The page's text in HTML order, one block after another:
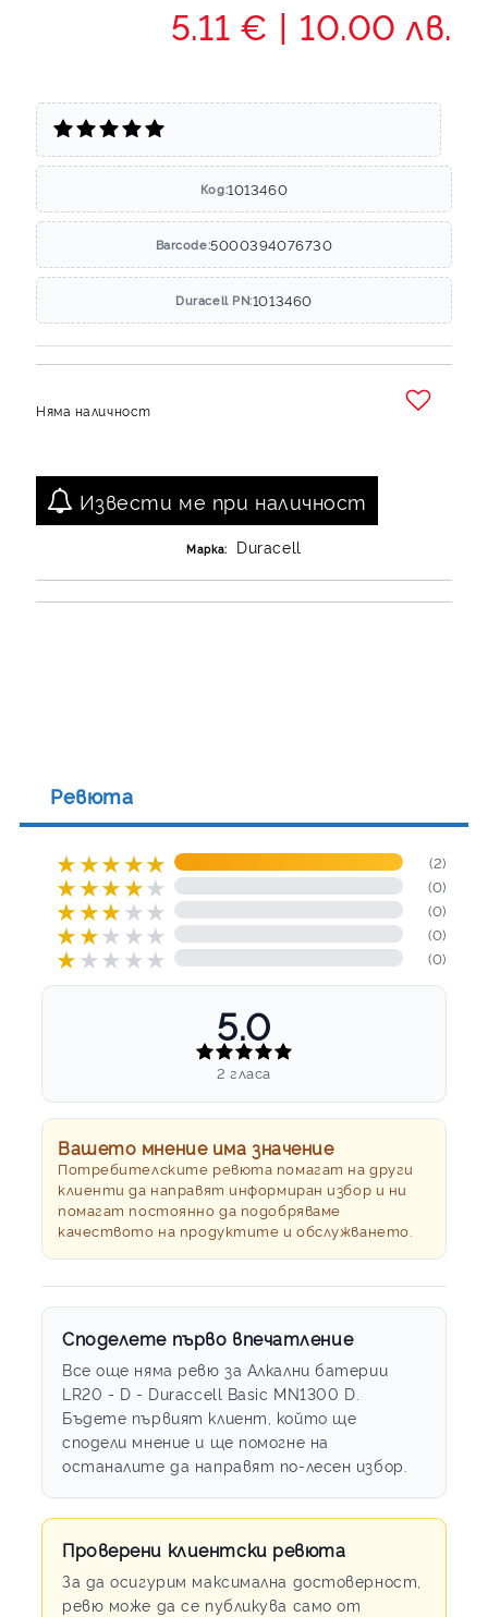
5.11 € 10.00 лв.
Код:1013460
Barcode:5000394076730
Duracell PN:1013460
Няма наличност
Извести ме при наличност
Марка: Duracell
Ревюта
★★★★★ (2)
★★★★★ (0)
★★★★★ (0)
★★★★★ (0)
★★★★★ (0)
5.0
2 гласа
Вашето мнение има значение
Потребителските ревюта помагат на други
клиенти да направят информиран избор и ни
помагат постоянно да подобряваме
качеството на продуктите и обслужването.
Споделете първо впечатление
Все още няма ревю за Алкални батерии
LR20 - D - Duraccell Basic MN1300 D.
Бъдете първият клиент, който ще
сподели мнение и ще помогне на
останалите да направят по-лесен избор.
Проверени клиентски ревюта
За да осигурим максимална достоверност,
ревю може да се публикува само от